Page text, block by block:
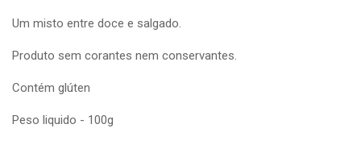
Um misto entre doce e salgado.
Produto sem corantes nem conservantes.
Contém glúten
Peso liquido - 100g